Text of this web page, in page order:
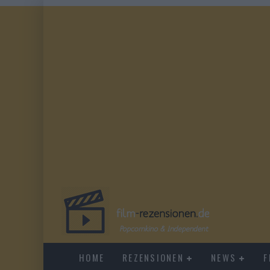
HOME REZENSIONEN NEWS
EVERYTIME